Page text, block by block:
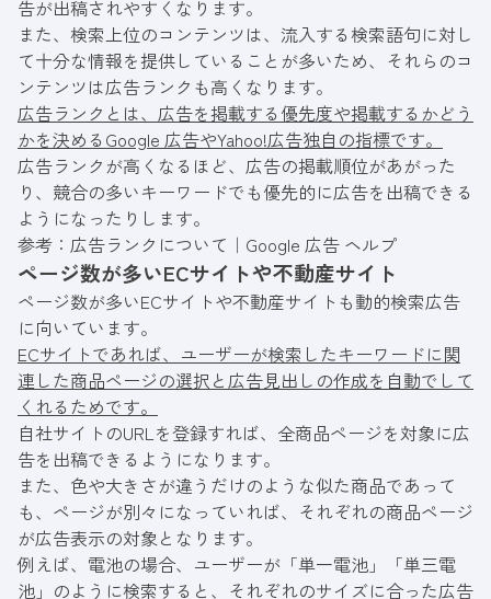
告が出稿されやすくなります。
また、検索上位のコンテンツは、流入する検索語句に対し
て十分な情報を提供していることが多いため、それらのコ
ンテンツは広告ランクも高くなります。
広告ランクとは、広告を掲載する優先度や掲載するかどう
かを決めるGoogle 広告やYahoo!広告独自の指標です。
広告ランクが高くなるほど、広告の掲載順位があがった
り、競合の多いキーワードでも優先的に広告を出稿できる
ようになったりします。
参考： 広告ランクについて｜Google 広告 ヘルプ
ページ数が多いECサイトや不動産サイト
ページ数が多いECサイトや不動産サイトも動的検索広告
に向いています。
ECサイトであれば、ユーザーが検索したキーワードに関
連した商品ページの選択と広告見出しの作成を自動でして
くれるためです。
自社サイトのURLを登録すれば、全商品ページを対象に広
告を出稿できるようになります。
また、色や大きさが違うだけのような似た商品であって
も、ページが別々になっていれば、それぞれの商品ページ
が広告表示の対象となります。
例えば、電池の場合、ユーザーが「単一電池」「単三電
池」のように検索すると、それぞれのサイズに合った広告